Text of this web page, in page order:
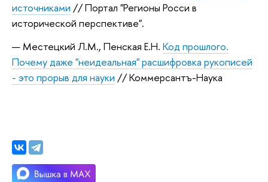
источниками // Портал "Регионы Росси в
исторической перспективе".
Местецкий Л.М., Пенская Е.Н. Код прошлого.
Почему даже "неидеальная" расшифровка рукописей
- это прорыв для науки // Коммерсантъ-Наука